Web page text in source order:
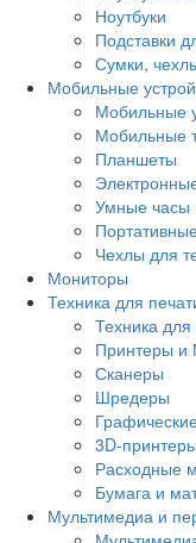
Ноутбуки
Подставки
Сумки,
Мобильные
Мобильные
Мобильные
Планшеты
Умные часы
Чехлы для
Мониторы
Техника для
Техника
Принтеры
Сканеры
Шредеры
3D-принтеры
Расходные
Бумага и
Мультимедиа и